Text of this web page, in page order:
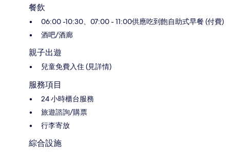
餐飲
06:00 -10:30、07:00 - 11:00供應吃到飽自助式早餐 (付費)
酒吧/酒廊
親子出遊
兒童免費入住 (見詳情)
服務項目
24 小時櫃台服務
旅遊諮詢/購票
行李寄放
綜合設施